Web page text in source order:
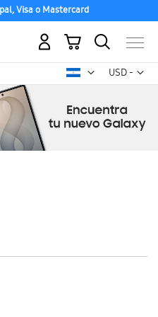
Visa o Mastercard
USD -
dólar
Mi carrito